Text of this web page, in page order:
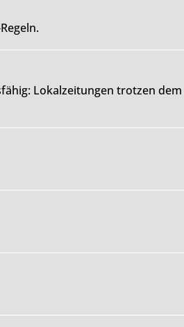
Lokalzeitungen trotzen dem